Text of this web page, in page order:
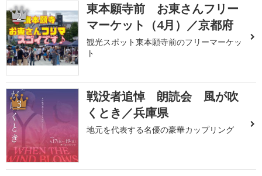
2
東本願寺前 お東さんフリー
マーケット（4月）／京都府
観光スポット東本願寺前のフリーマーケッ
ト
3
戦没者追悼 朗読会 風が吹
くとき／兵庫県
地元を代表する名優の豪華カップリング